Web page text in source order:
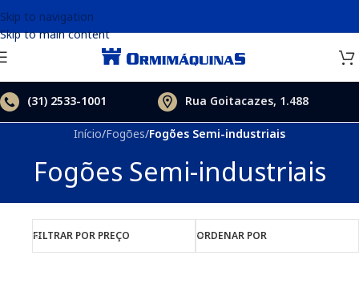
Skip to navigation
Skip to main content
(31) 2533-1001 Rua Goitacazes, 1.488
Início/Fogões/Fogões Semi-industriais
Fogões Semi-industriais
FILTRAR POR PREÇO ORDENAR POR